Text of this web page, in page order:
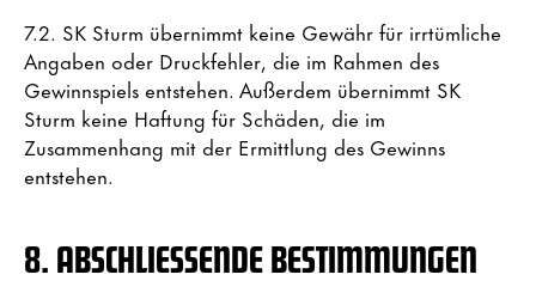
7.2. SK Sturm übernimmt keine Gewähr für irrtümliche
Angaben oder Druckfehler, die im Rahmen des
Gewinnspiels entstehen. Außerdem übernimmt SK
Sturm keine Haftung für Schäden, die im
Zusammenhang mit der Ermittlung des Gewinns
entstehen.
8. ABSCHLIESSENDE BESTIMMUNGEN